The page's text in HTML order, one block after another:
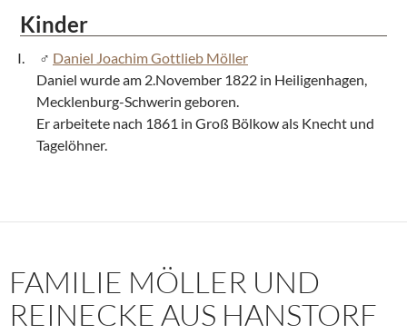
Kinder
Daniel Joachim Gottlieb Möller
Daniel wurde am 2.November 1822 in Heiligenhagen,
Mecklenburg-Schwerin geboren.
Er arbeitete nach 1861 in Groß Bölkow als Knecht und
Tagelöhner.
FAMILIE MÖLLER UND
REINECKE AUS HANSTORF